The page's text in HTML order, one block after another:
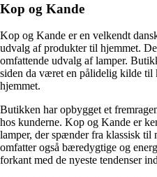
Kop og Kande
Kop og Kande er en velkendt
udvalg af produkter til hjemmet.
omfattende udvalg af lamper.
siden da været en pålidelig kilde
hjemmet.
Butikken har opbygget et
hos kunderne. Kop og Kande er
lamper, der spænder fra klassisk til
omfatter også bæredygtige og
forkant med de nyeste tendenser